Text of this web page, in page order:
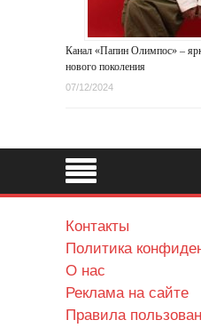
Канал «Папин Олимпос» –
нового поколения
07/12/2024
Контакты
Политика
О нас
Реклама на сайте
Правила